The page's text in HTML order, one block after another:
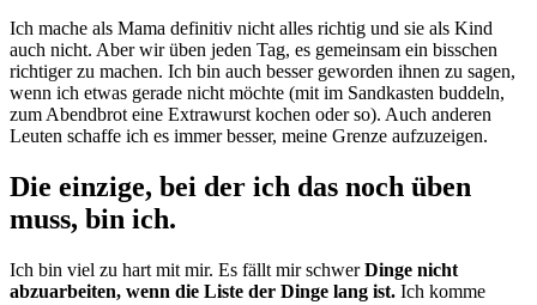
Ich mache als Mama definitiv nicht alles richtig und sie als Kind
auch nicht. Aber wir üben jeden Tag, es gemeinsam ein bisschen
richtiger zu machen. Ich bin auch besser geworden ihnen zu sagen,
wenn ich etwas gerade nicht möchte (mit im Sandkasten buddeln,
zum Abendbrot eine Extrawurst kochen oder so). Auch anderen
Leuten schaffe ich es immer besser, meine Grenze aufzuzeigen.
Die einzige, bei der ich das noch üben
muss, bin ich.
Ich bin viel zu hart mit mir. Es fällt mir schwerDinge nicht
abzuarbeiten, wenn die Liste der Dinge lang ist. Ich komme